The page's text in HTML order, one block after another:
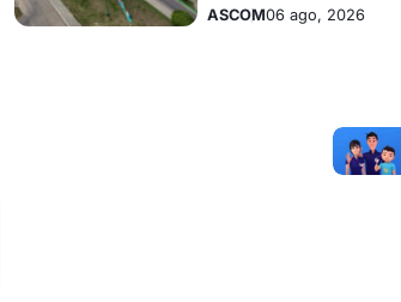
ASCOM06 ago, 2026